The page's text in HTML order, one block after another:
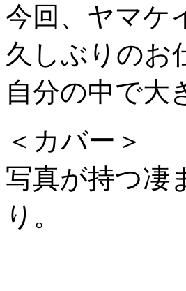
今回、ヤマケ
久しぶりのお
自分の中で大
＜カバー＞
写真が持つ凄
り。